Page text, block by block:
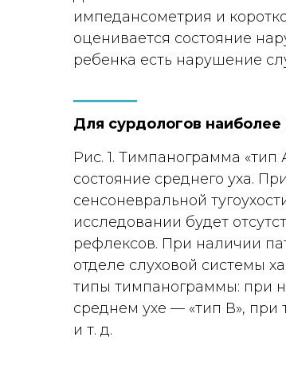
импедансометрия и
оценивается состояние
ребенка есть нарушение
Для сурдологов
Рис. 1. Тимпанограмма «тип
состояние среднего уха.
сенсоневральной
исследовании будет
рефлексов. При наличии
отделе слуховой системы
типы тимпанограммы: при
среднем ухе — «тип В», при
и т. д.